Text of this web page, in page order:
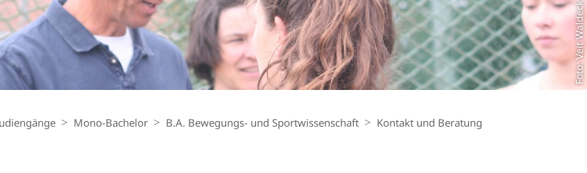
Foto: Veit Waldeck
Mono-Bachelor B.A. Bewegungs- und Sportwissenschaft Kontakt und Beratung